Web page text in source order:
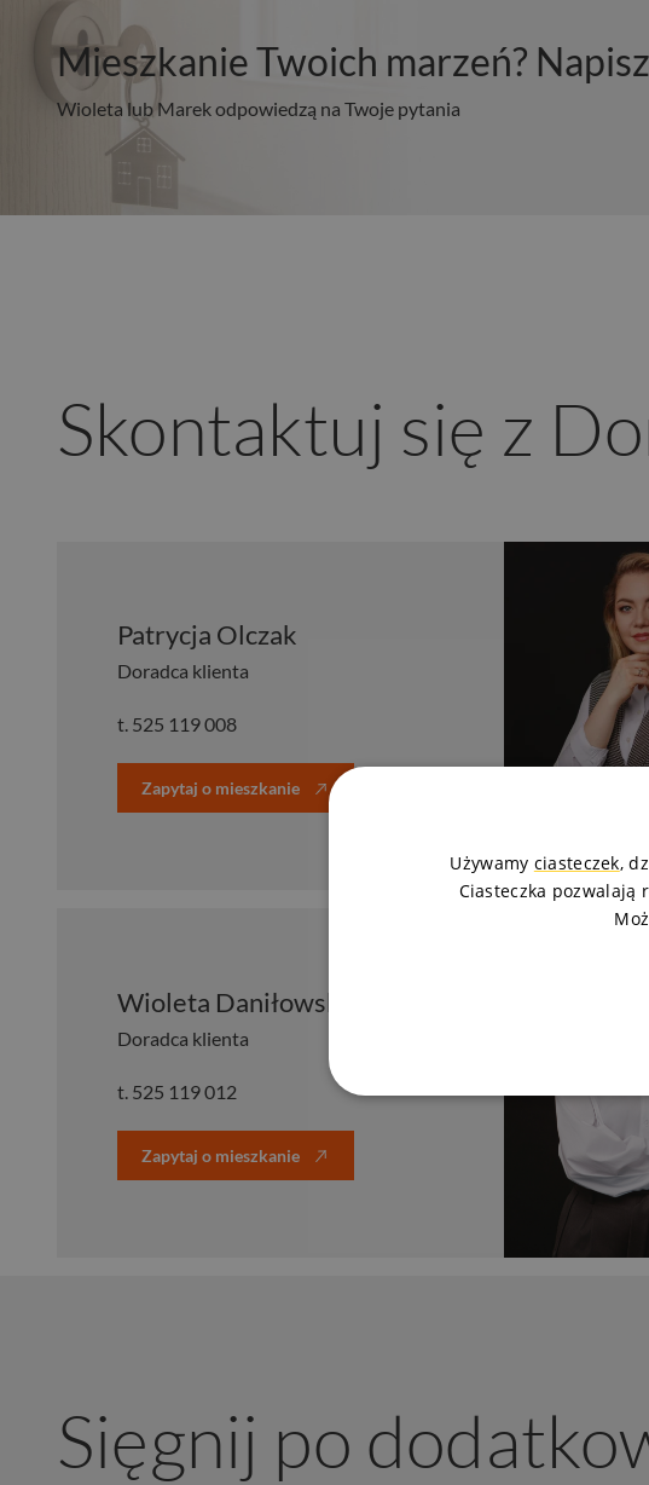
Mieszkanie Twoich marzeń?
Wioleta lub Marek odpowiedzą na Twoje pytania
Skontaktuj się z
Patrycja Olczak
Doradca klienta
t. 525 119 008
Zapytaj o mieszkanie
Wioleta Daniłowska
Doradca klienta
t. 525 119 012
Zapytaj o mieszkanie
Sięgnij po
Używamy ciasteczek,
Ciasteczka pozwalają